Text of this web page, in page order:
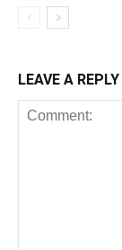
LEAVE A REPLY